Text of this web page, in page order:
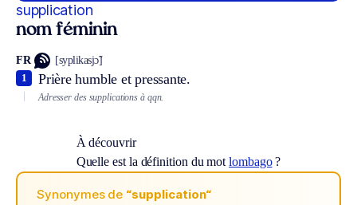
supplication
nom féminin
FR [syplikasjɔ̃]
Prière humble et pressante.
1
Adresser des supplications à qqn.
À découvrir
Quelle est la définition du motlombago?
Synonymes de “supplication“